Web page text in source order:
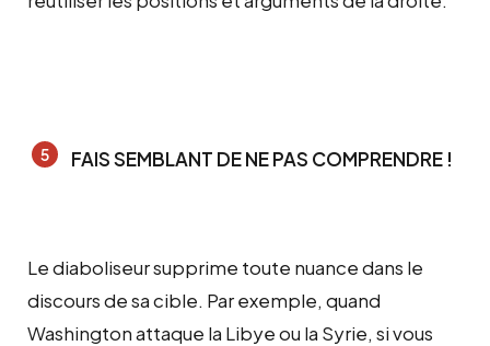
FAIS SEMBLANT DE NE PAS COMPRENDRE !
Le diaboliseur supprime toute nuance dans le
discours de sa cible. Par exemple, quand
Washington attaque la Libye ou la Syrie, si vous